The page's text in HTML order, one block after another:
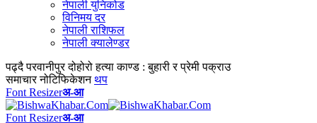
नेपाली युनिकोड
विनिमय दर
नेपाली राशिफल
नेपाली क्यालेण्डर
पढ्दै परवानीपुर दोहोरो हत्या काण्ड : बुहारी र प्रेमी पक्राउ
समाचार नोटिफिकेशन थप
Font Resizerअ-आ
Font Resizerअ-आ